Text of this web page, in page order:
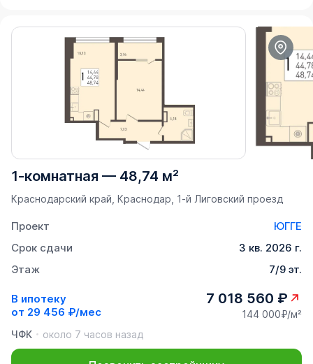
1-комнатная — 48,74 м²
Краснодарский край, Краснодар, 1-й Лиговский проезд
Проект
ЮГГЕ
Срок сдачи
3 кв. 2026 г.
Этаж
7/9 эт.
В ипотеку
от 29 456 ₽/мес
7 018 560 ₽
144 000₽/м²
ЧФК
около 7 часов назад